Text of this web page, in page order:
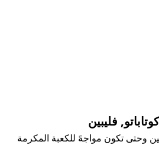
فليبين
وحتى تكون مواجهً للكعبة المكرمة